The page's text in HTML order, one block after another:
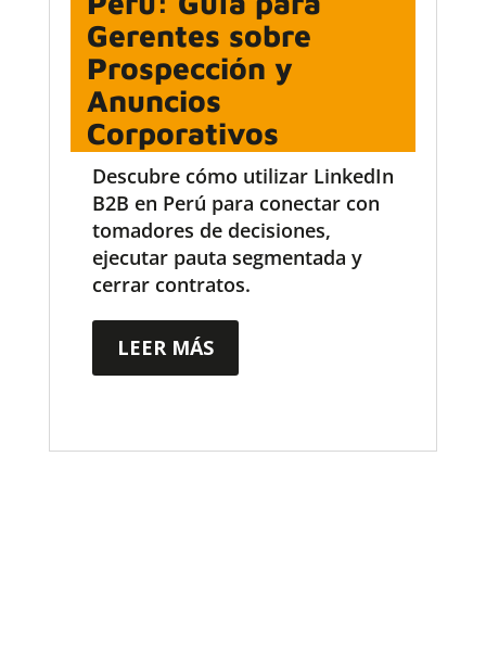
Gerentes sobre
Prospección y
Anuncios
Corporativos
Descubre cómo utilizar LinkedIn
B2B en Perú para conectar con
tomadores de decisiones,
ejecutar pauta segmentada y
cerrar contratos.
LEER MÁS